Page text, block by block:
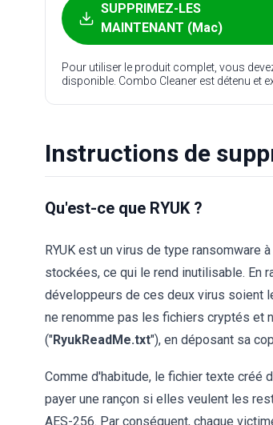
SUPPRIMEZ-LES
MAINTENANT (Mac)
Pour utiliser le produit complet, vous
disponible. Combo Cleaner est détenu et
Instructions de
Qu'est-ce que RYUK ?
RYUK est un virus de type ransomware
stockées, ce qui le rend inutilisable. En
développeurs de ces deux virus soient
ne renomme pas les fichiers cryptés et
("RyukReadMe.txt"), en déposant sa
Comme d'habitude, le fichier texte créé
payer une rançon si elles veulent les
AES-256. Par conséquent, chaque